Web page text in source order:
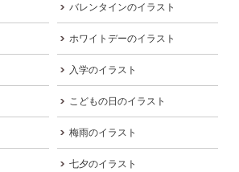
バレンタインのイラスト
ホワイトデーのイラスト
入学のイラスト
こどもの日のイラスト
梅雨のイラスト
七夕のイラスト